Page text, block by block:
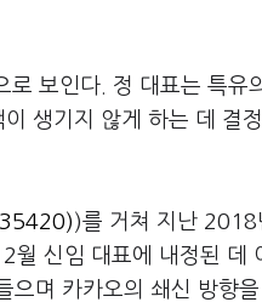
보인다. 정 대표는 특유
생기지 않게 하는 데 결
)를 거쳐 지난 2018
월 신임 대표에 내정된 데
며 카카오의 쇄신 방향을